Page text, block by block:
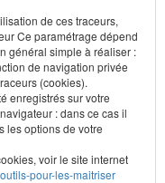
de ces traceurs,
Ce paramétrage dépend
général simple à réaliser :
de navigation privée
(cookies).
enregistrés sur votre
: dans ce cas il
les options de votre
voir le site internet
pour-les-maitriser